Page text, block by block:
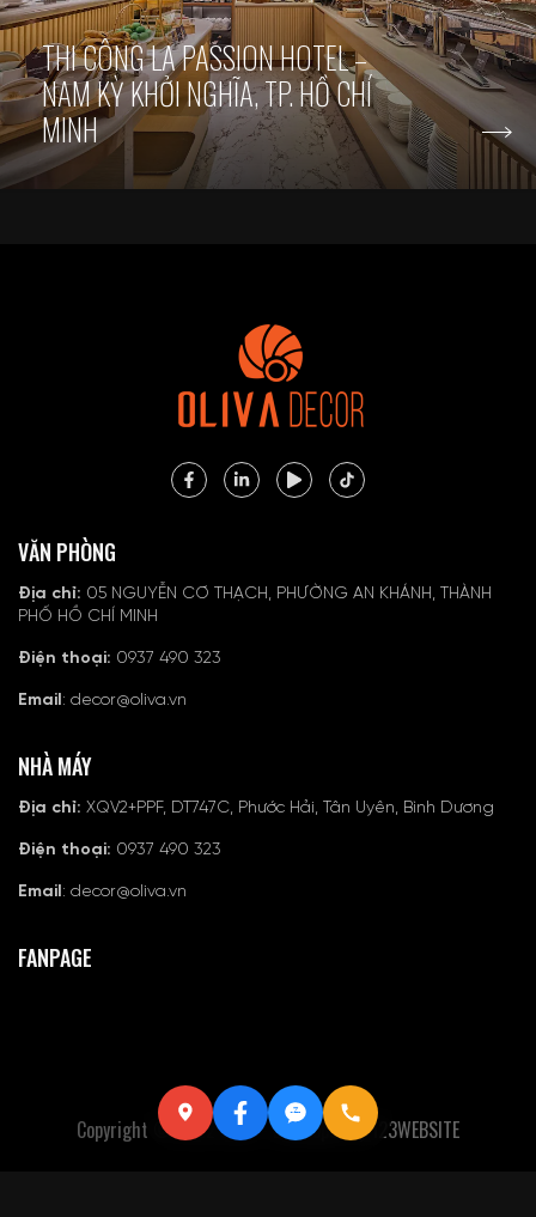
THI CÔNG LA PASSION HOTEL –
NAM KỲ KHỞI NGHĨA, TP. HỒ CHÍ
MINH
VĂN PHÒNG
Địa chỉ: 05 NGUYỄN CƠ THẠCH, PHƯỜNG AN KHÁNH, THÀNH
PHỐ HỒ CHÍ MINH
Điện thoại: 0937 490 323
Email: decor@oliva.vn
NHÀ MÁY
Địa chỉ: XQV2+PPF, DT747C, Phước Hải, Tân Uyên, Bình Dương
Điện thoại: 0937 490 323
Email: decor@oliva.vn
FANPAGE
Copyright © 2022 Oliva - Developer By123WEBSITE